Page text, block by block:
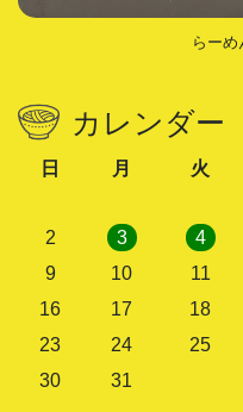
らー
カレンダー
日 月 火
2
3 4
9
10 11
16
17 18
23
24 25
30
31